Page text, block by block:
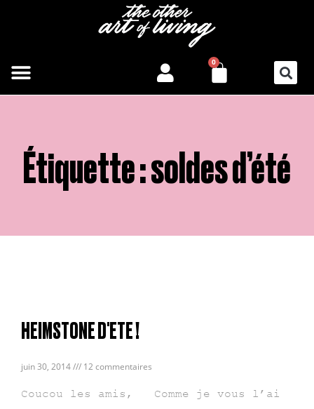
0 PANIER
Étiquette : soldes d’été
HEIMSTONE D'ETE !
juin 30, 2014 12 commentaires
Coucou les amis, Comme je vous l’ai